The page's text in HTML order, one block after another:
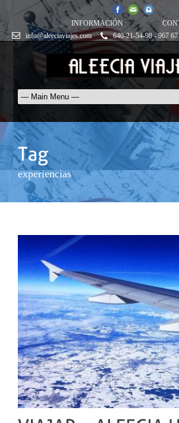
INFORMACIÓN
info@aleeciaviajes.com
640-21-54-98 - 967
experiencias